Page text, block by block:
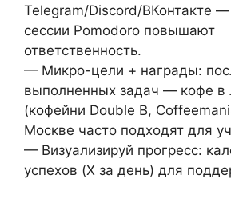
Telegram/Discord/ВКонтакте
сессии Pomodoro повышают
ответственность.
— Микро-цели + награды:
выполненных задач — кофе
(кофейни Double B,
Москве часто подходят для
— Визуализируй прогресс:
успехов (X за день) для